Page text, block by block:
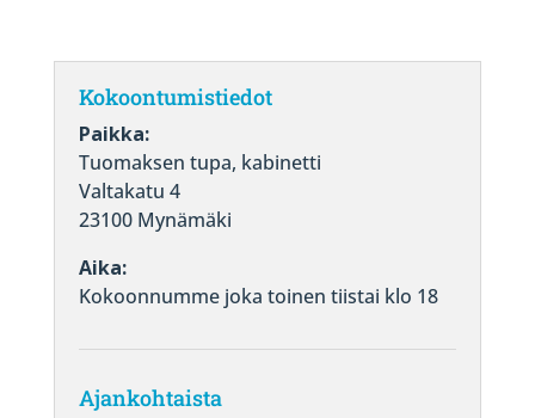
Kokoontumistiedot
Paikka:
Tuomaksen tupa, kabinetti
Valtakatu 4
23100 Mynämäki
Aika:
Kokoonnumme joka toinen tiistai klo 18
Ajankohtaista